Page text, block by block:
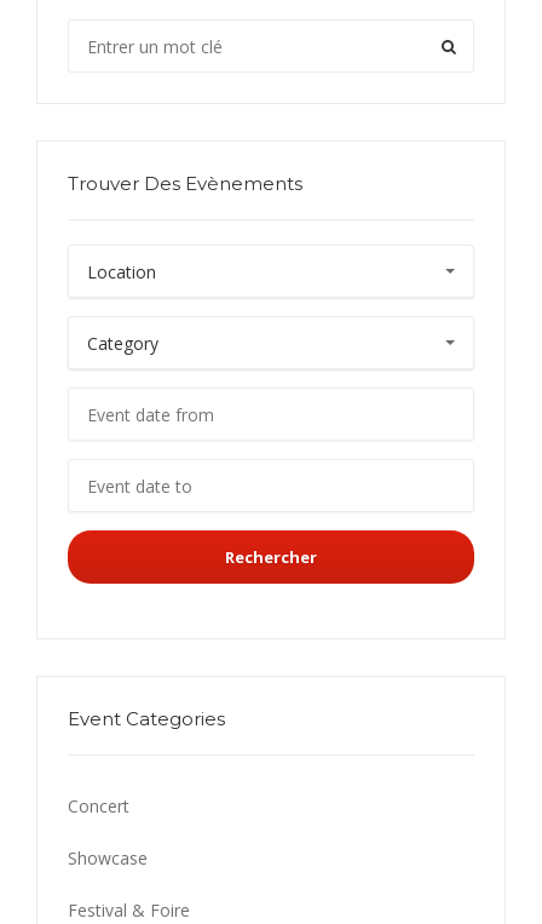
Trouver Des Evènements
Rechercher
Event Categories
Concert
Showcase
Festival & Foire